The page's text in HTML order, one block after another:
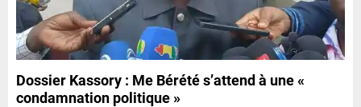
Dossier Kassory : Me Bérété s’attend à une «
condamnation politique »